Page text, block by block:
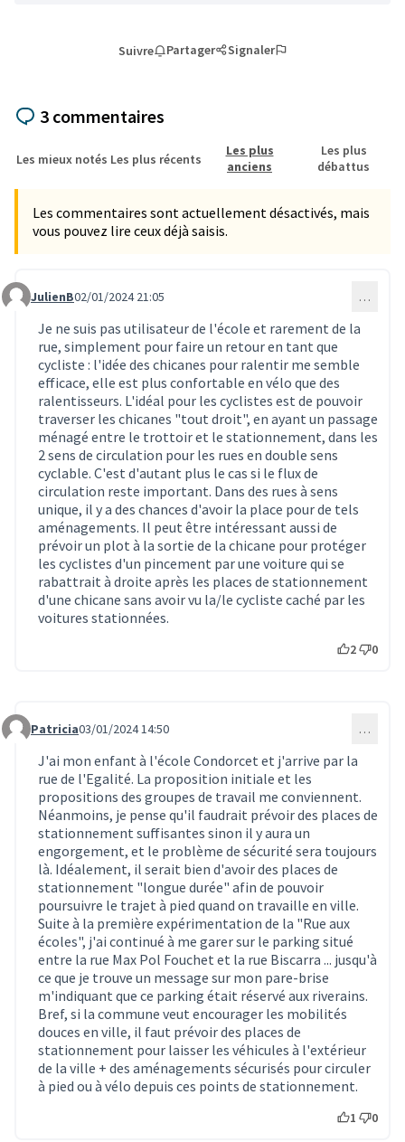
Suivre Partager Signaler
3 commentaires
Les mieux notés Les plus récents
Les plus
anciens
Les plus
débattus
Les commentaires sont actuellement désactivés, mais
vous pouvez lire ceux déjà saisis.
Commentaire 293
JulienB02/01/2024 21:05 …
Je ne suis pas utilisateur de l'école et rarement de la
rue, simplement pour faire un retour en tant que
cycliste : l'idée des chicanes pour ralentir me semble
efficace, elle est plus confortable en vélo que des
ralentisseurs. L'idéal pour les cyclistes est de pouvoir
traverser les chicanes "tout droit", en ayant un passage
ménagé entre le trottoir et le stationnement, dans les
2 sens de circulation pour les rues en double sens
cyclable. C'est d'autant plus le cas si le flux de
circulation reste important. Dans des rues à sens
unique, il y a des chances d'avoir la place pour de tels
aménagements. Il peut être intéressant aussi de
prévoir un plot à la sortie de la chicane pour protéger
les cyclistes d'un pincement par une voiture qui se
rabattrait à droite après les places de stationnement
d'une chicane sans avoir vu la/le cycliste caché par les
voitures stationnées.
2 0
Commentaire 300
Patricia03/01/2024 14:50 …
J'ai mon enfant à l'école Condorcet et j'arrive par la
rue de l'Egalité. La proposition initiale et les
propositions des groupes de travail me conviennent.
Néanmoins, je pense qu'il faudrait prévoir des places de
stationnement suffisantes sinon il y aura un
engorgement, et le problème de sécurité sera toujours
là. Idéalement, il serait bien d'avoir des places de
stationnement "longue durée" afin de pouvoir
poursuivre le trajet à pied quand on travaille en ville.
Suite à la première expérimentation de la "Rue aux
écoles", j'ai continué à me garer sur le parking situé
entre la rue Max Pol Fouchet et la rue Biscarra ... jusqu'à
ce que je trouve un message sur mon pare-brise
m'indiquant que ce parking était réservé aux riverains.
Bref, si la commune veut encourager les mobilités
douces en ville, il faut prévoir des places de
stationnement pour laisser les véhicules à l'extérieur
de la ville + des aménagements sécurisés pour circuler
à pied ou à vélo depuis ces points de stationnement.
1 0